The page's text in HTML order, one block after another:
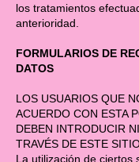
los tratamientos
anterioridad.
FORMULARIOS DE
DATOS
LOS USUARIOS QUE
ACUERDO CON ESTA
DEBEN INTRODUCIR
TRAVÉS DE ESTE
La utilización de ciertos